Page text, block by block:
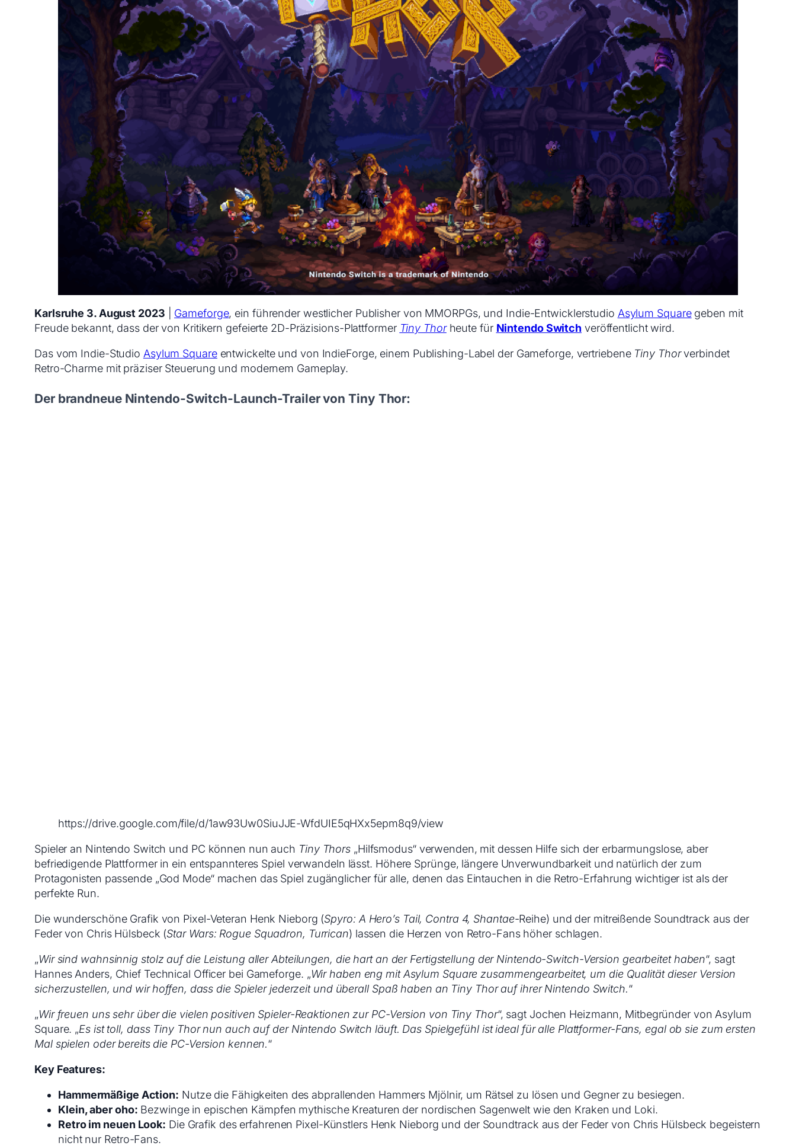
Karlsruhe 3. August 2023 Gameforge, ein führender westlicher Publisher von MMORPGs, und Indie-Entwicklerstudio Asylum Squaregeben mit
Freude bekannt, dass der von Kritikern gefeierte 2D-Präzisions-Plattformer Tiny Thorheute für Nintendo Switch veröffentlicht wird.
Das vom Indie-Studio Asylum Squareentwickelte und von IndieForge, einem Publishing-Label der Gameforge, vertriebene Tiny Thorverbindet
Retro-Charme mit präziser Steuerung und modernem Gameplay.
Der brandneue Nintendo-Switch-Launch-Trailer von Tiny Thor:
https://drive.google.com/file/d/1aw93Uw0SiuJJE-WfdUIE5qHXx5epm8q9/view
Spieler an Nintendo Switch und PC können nun auch Tiny Thors „Hilfsmodus“ verwenden, mit dessen Hilfe sich der erbarmungslose, aber
befriedigende Plattformer in ein entspannteres Spiel verwandeln lässt. Höhere Sprünge, längere Unverwundbarkeit und natürlich der zum
Protagonisten passende „God Mode“ machen das Spiel zugänglicher für alle, denen das Eintauchen in die Retro-Erfahrung wichtiger ist als der
perfekte Run.
Die wunderschöne Grafik von Pixel-Veteran Henk Nieborg (Spyro: A Hero’s Tail, Contra 4, Shantae-Reihe) und der mitreißende Soundtrack aus der
Feder von Chris Hülsbeck (Star Wars: Rogue Squadron, Turrican) lassen die Herzen von Retro-Fans höher schlagen.
„Wir sind wahnsinnig stolz auf die Leistung aller Abteilungen, die hart an der Fertigstellung der Nintendo-Switch-Version gearbeitet haben“, sagt
Hannes Anders, Chief Technical Officer bei Gameforge. „Wir haben eng mit Asylum Square zusammengearbeitet, um die Qualität dieser Version
sicherzustellen, und wir hoffen, dass die Spieler jederzeit und überall Spaß haben an Tiny Thor auf ihrer Nintendo Switch.“
„Wir freuen uns sehr über die vielen positiven Spieler-Reaktionen zur PC-Version von Tiny Thor“, sagt Jochen Heizmann, Mitbegründer von Asylum
Square. „Es ist toll, dass Tiny Thor nun auch auf der Nintendo Switch läuft. Das Spielgefühl ist ideal für alle Plattformer-Fans, egal ob sie zum ersten
Mal spielen oder bereits die PC-Version kennen.“
Key Features:
Hammermäßige Action: Nutze die Fähigkeiten des abprallenden Hammers Mjölnir, um Rätsel zu lösen und Gegner zu besiegen.
Klein, aber oho: Bezwinge in epischen Kämpfen mythische Kreaturen der nordischen Sagenwelt wie den Kraken und Loki.
Retro im neuen Look: Die Grafik des erfahrenen Pixel-Künstlers Henk Nieborg und der Soundtrack aus der Feder von Chris Hülsbeck begeistern
nicht nur Retro-Fans.